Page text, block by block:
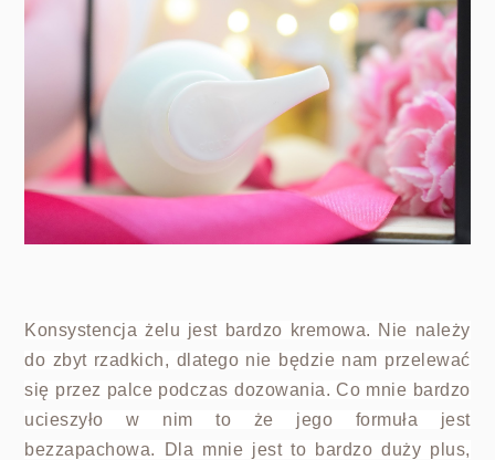
Konsystencja żelu jest bardzo kremowa. Nie należy
do zbyt rzadkich, dlatego nie będzie nam przelewać
się przez palce podczas dozowania. Co mnie bardzo
ucieszyło w nim to że jego formuła jest
bezzapachowa. Dla mnie jest to bardzo duży plus,